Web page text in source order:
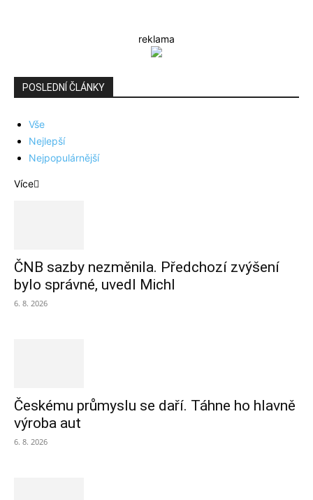
reklama
POSLEDNÍ ČLÁNKY
Vše
Nejlepší
Nejpopulárnější
Více
ČNB sazby nezměnila. Předchozí zvýšení
bylo správné, uvedl Michl
6. 8. 2026
Českému průmyslu se daří. Táhne ho hlavně
výroba aut
6. 8. 2026